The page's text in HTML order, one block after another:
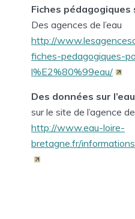
Fiches pédagogiques
Des agences de l’eau
http://
fiches-pedagogiques-
l%E2%80%99eau/
Des données sur l’eau
sur le site de l’agence
http://www.eau-loire-
bretagne.fr/